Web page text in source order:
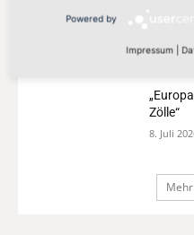
im
8. Juli
Zölle“
8. Juli
Powered by
Impressum